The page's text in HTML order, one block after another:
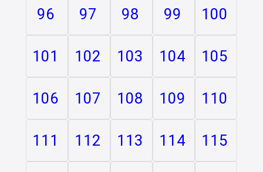
96 97 98 99 100
101 102 103 104 105
106 107 108 109 110
111 112 113 114 115